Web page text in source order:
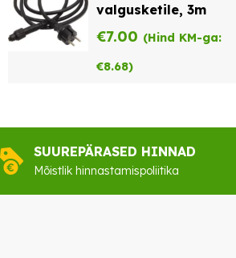
valgusketile, 3m
€7.00 (Hind KM-ga:
€8.68)
SUUREPÄRASED HINNAD
Mõistlik hinnastamispoliitika